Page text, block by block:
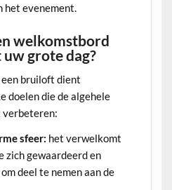
het evenement.
welkomstbord
grote dag?
bruiloft dient
doelen die de algehele
verbeteren:
sfeer: het verwelkomt
zich gewaardeerd en
deel te nemen aan de